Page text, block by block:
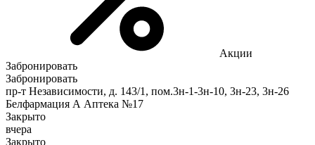
Акции
Забронировать
Забронировать
пр-т Независимости, д. 143/1, пом.3н-1-3н-10, 3н-23, 3н-26
Белфармация А Аптека №17
Закрыто
вчера
Закрыто